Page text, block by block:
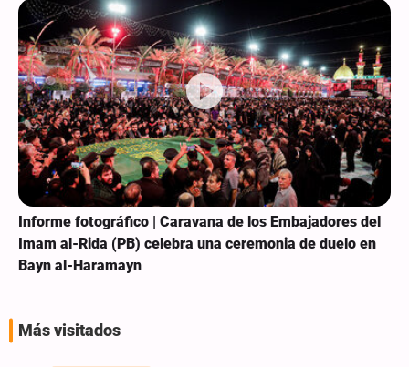
Informe fotográfico | Caravana de los Embajadores del
Imam al-Rida (PB) celebra una ceremonia de duelo en
Bayn al-Haramayn
Más visitados